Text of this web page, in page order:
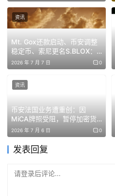
Mt. Gox还款启动、币安调整
稳定币、索尼更名S.BLOX：
加密市场多事件共振
2026 年 7 月 7 日 0
资讯
币安法国业务遭重创：因
MiCA牌照受阻，暂停加密货
币交易服务
2026 年 7 月 6 日 0
资讯
发表回复
请登录后评论...